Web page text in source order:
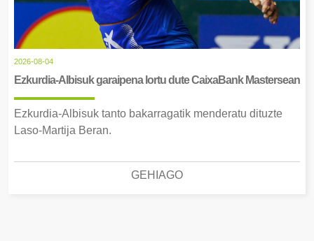
2026-08-04
Ezkurdia-Albisuk garaipena lortu dute CaixaBank Mastersean
Ezkurdia-Albisuk tanto bakarragatik menderatu dituzte
Laso-Martija Beran.
GEHIAGO